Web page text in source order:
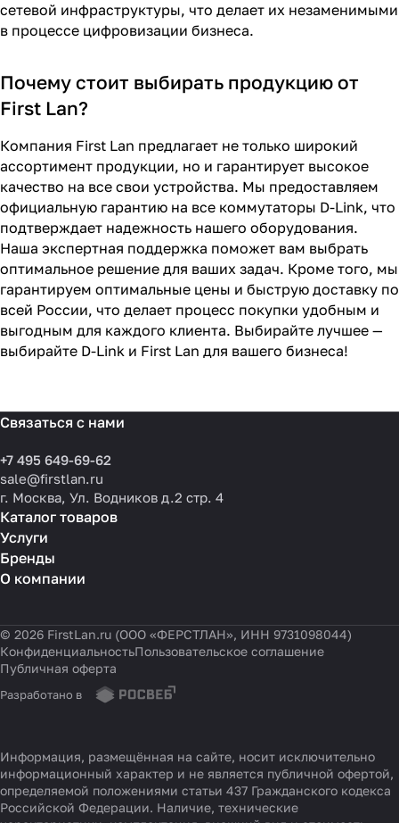
сетевой инфраструктуры, что делает их незаменимыми
в процессе цифровизации бизнеса.
Почему стоит выбирать продукцию от
First Lan?
Компания First Lan предлагает не только широкий
ассортимент продукции, но и гарантирует высокое
качество на все свои устройства. Мы предоставляем
официальную гарантию на все коммутаторы D-Link, что
подтверждает надежность нашего оборудования.
Наша экспертная поддержка поможет вам выбрать
оптимальное решение для ваших задач. Кроме того, мы
гарантируем оптимальные цены и быструю доставку по
всей России, что делает процесс покупки удобным и
выгодным для каждого клиента. Выбирайте лучшее —
выбирайте D-Link и First Lan для вашего бизнеса!
Связаться с нами
+7 495 649-69-62
sale@firstlan.ru
г. Москва, Ул. Водников д.2 стр. 4
Каталог товаров
Услуги
Бренды
О компании
© 2026 FirstLan.ru (ООО «ФЕРСТЛАН», ИНН 9731098044)
КонфиденциальностьПользовательское соглашение
Публичная оферта
Разработано в
Информация, размещённая на сайте, носит исключительно
информационный характер и не является публичной офертой,
определяемой положениями статьи 437 Гражданского кодекса
Российской Федерации. Наличие, технические